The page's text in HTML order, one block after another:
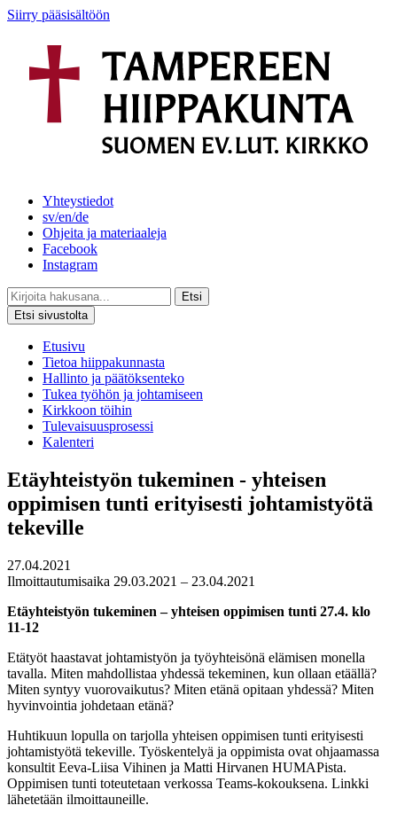
Siirry pääsisältöön
Yhteystiedot
sv/en/de
Ohjeita ja materiaaleja
Facebook
Instagram
Etsi
Etsi sivustolta
Etusivu
Tietoa hiippakunnasta
Hallinto ja päätöksenteko
Tukea työhön ja johtamiseen
Kirkkoon töihin
Tulevaisuusprosessi
Kalenteri
Etäyhteistyön tukeminen - yhteisen
oppimisen tunti erityisesti johtamistyötä
tekeville
27.04.2021
Ilmoittautumisaika 29.03.2021 – 23.04.2021
Etäyhteistyön tukeminen – yhteisen oppimisen tunti 27.4. klo
11-12
Etätyöt haastavat johtamistyön ja työyhteisönä elämisen monella
tavalla. Miten mahdollistaa yhdessä tekeminen, kun ollaan etäällä?
Miten syntyy vuorovaikutus? Miten etänä opitaan yhdessä? Miten
hyvinvointia johdetaan etänä?
Huhtikuun lopulla on tarjolla yhteisen oppimisen tunti erityisesti
johtamistyötä tekeville. Työskentelyä ja oppimista ovat ohjaamassa
konsultit Eeva-Liisa Vihinen ja Matti Hirvanen HUMAPista.
Oppimisen tunti toteutetaan verkossa Teams-kokouksena. Linkki
lähetetään ilmoittauneille.